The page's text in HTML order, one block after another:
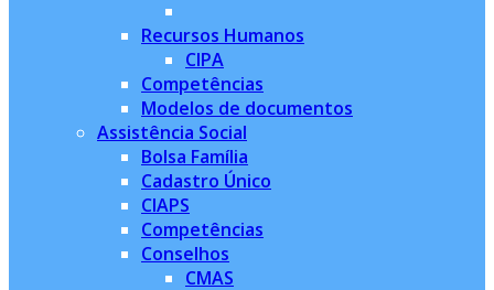
Recursos Humanos
CIPA
Competências
Modelos de documentos
Assistência Social
Bolsa Família
Cadastro Único
CIAPS
Competências
Conselhos
CMAS